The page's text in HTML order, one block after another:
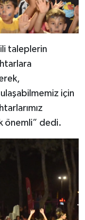
taleplerin
için
önemli” dedi.